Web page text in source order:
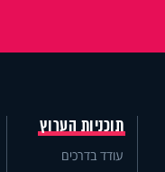
תוכניות הערוץ
עודד בדרכים